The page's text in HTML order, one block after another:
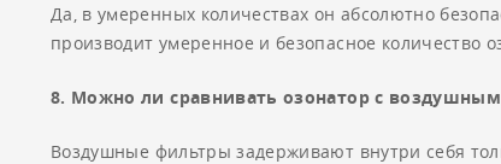
Да, в умеренных количествах он абсолютно
производит умеренное и безопасное количество
8. Можно ли сравнивать озонатор с
Воздушные фильтры задерживают внутри себя